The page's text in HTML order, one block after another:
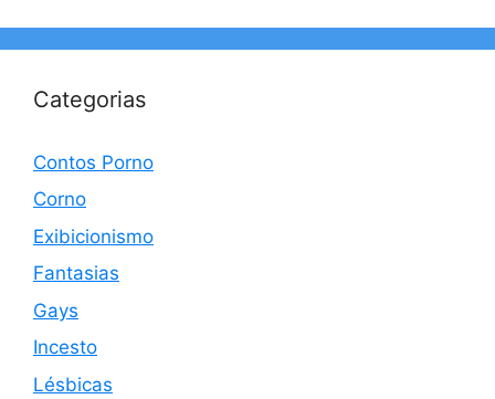
Categorias
Contos Porno
Corno
Exibicionismo
Fantasias
Gays
Incesto
Lésbicas